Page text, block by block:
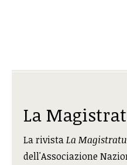
La
La rivistaLa
dell'Associazione